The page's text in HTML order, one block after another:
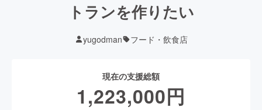
トランを作りたい
yugodman フード・飲食店
現在の支援総額
1,223,000円